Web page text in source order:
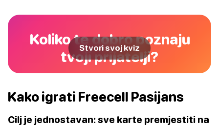
Koliko te dobro poznaju
tvoji prijatelji?
Stvori svoj kviz
Kako igrati Freecell Pasijans
Cilj je jednostavan: sve karte premjestiti na